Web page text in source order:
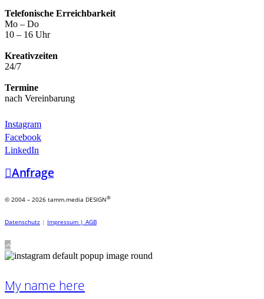
Telefonische Erreichbarkeit
Mo – Do
10 – 16 Uhr
Kreativzeiten
24/7
Termine
nach Vereinbarung
Instagram
Facebook
LinkedIn
Anfrage
© 2004 – 2026 tamm.media DESIGN®
Datenschutz | Impressum | AGB
My name here